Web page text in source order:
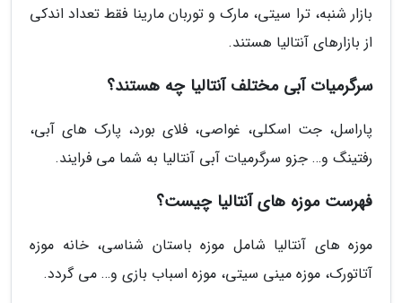
بازار شنبه، ترا سیتی، مارک و توربان مارینا فقط تعداد اندکی
از بازارهای آنتالیا هستند.
سرگرمیات آبی مختلف آنتالیا چه هستند؟
پاراسل، جت اسکلی، غواصی، فلای بورد، پارک های آبی،
رفتینگ و… جزو سرگرمیات آبی آنتالیا به شما می فرایند.
فهرست موزه های آنتالیا چیست؟
موزه های آنتالیا شامل موزه باستان شناسی، خانه موزه
آتاتورک، موزه مینی سیتی، موزه اسباب بازی و… می گردد.